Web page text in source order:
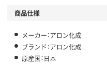
商品仕様
メーカー：アロン化成
ブランド：アロン化成
原産国：日本